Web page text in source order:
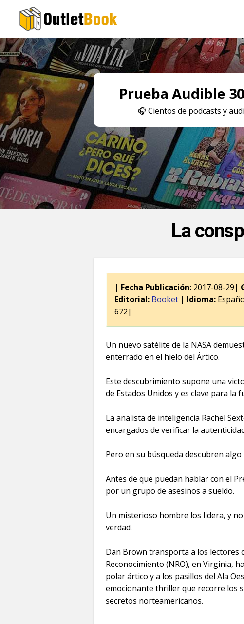
Prueba Audible
🎧 Cientos de podcasts y
La
| Fecha Publicación: 2017-08-29|
Editorial: Booket | Idioma:
672|
Un nuevo satélite de la NASA
enterrado en el hielo del Ártico.
Este descubrimiento supone una
de Estados Unidos y es clave para la
La analista de inteligencia Rachel
encargados de verificar la
Pero en su búsqueda descubren
Antes de que puedan hablar con el
por un grupo de asesinos a sueldo.
Un misterioso hombre los lidera, y
verdad.
Dan Brown transporta a los lectores
Reconocimiento (NRO), en Virginia,
polar ártico y a los pasillos del Ala
emocionante thriller que recorre los
secretos norteamericanos.